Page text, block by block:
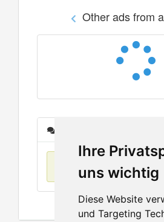
Ihre
uns wichtig
Diese Website
und Targeting
Other ads from
No items found